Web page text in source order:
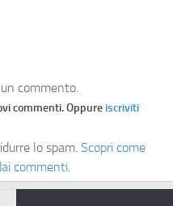
commento.
commenti. Oppure iscriviti
lo spam. Scopri come
commenti.